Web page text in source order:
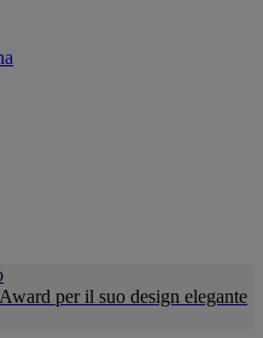
per il suo design elegante